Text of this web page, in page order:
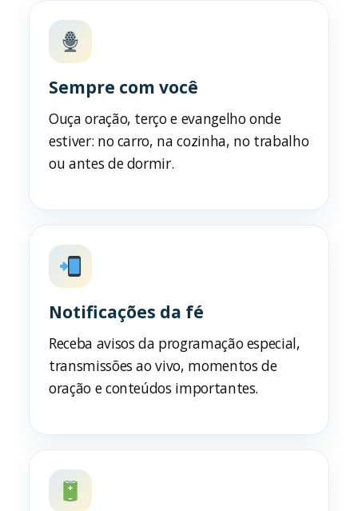
Sempre com você
Ouça oração, terço e evangelho onde
estiver: no carro, na cozinha, no trabalho
ou antes de dormir.
Notificações da fé
Receba avisos da programação especial,
transmissões ao vivo, momentos de
oração e conteúdos importantes.